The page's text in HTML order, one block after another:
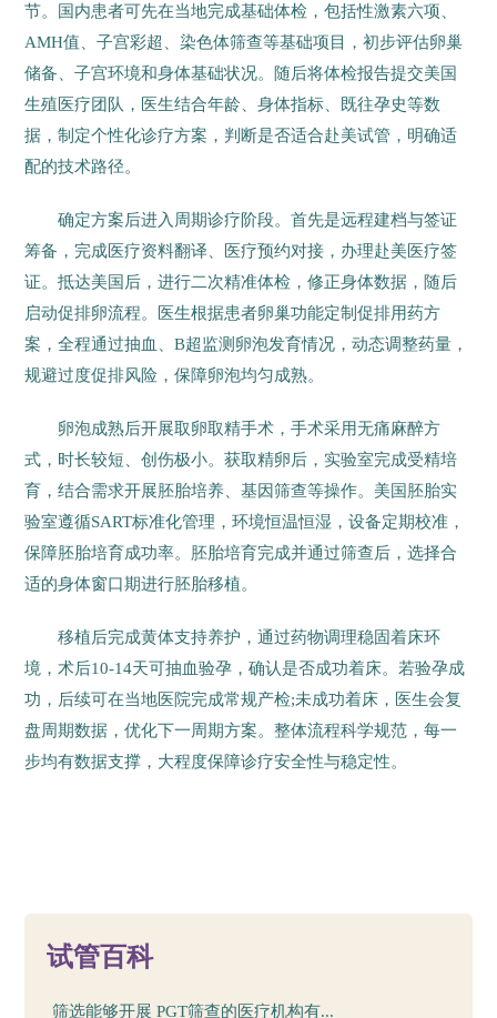
节。国内患者可先在当地完成基础体检，包括性激素六项、
AMH值、子宫彩超、染色体筛查等基础项目，初步评估卵巢
储备、子宫环境和身体基础状况。随后将体检报告提交美国
生殖医疗团队，医生结合年龄、身体指标、既往孕史等数
据，制定个性化诊疗方案，判断是否适合赴美试管，明确适
配的技术路径。
确定方案后进入周期诊疗阶段。首先是远程建档与签证
筹备，完成医疗资料翻译、医疗预约对接，办理赴美医疗签
证。抵达美国后，进行二次精准体检，修正身体数据，随后
启动促排卵流程。医生根据患者卵巢功能定制促排用药方
案，全程通过抽血、B超监测卵泡发育情况，动态调整药量，
规避过度促排风险，保障卵泡均匀成熟。
卵泡成熟后开展取卵取精手术，手术采用无痛麻醉方
式，时长较短、创伤极小。获取精卵后，实验室完成受精培
育，结合需求开展胚胎培养、基因筛查等操作。美国胚胎实
验室遵循SART标准化管理，环境恒温恒湿，设备定期校准，
保障胚胎培育成功率。胚胎培育完成并通过筛查后，选择合
适的身体窗口期进行胚胎移植。
移植后完成黄体支持养护，通过药物调理稳固着床环
境，术后10-14天可抽血验孕，确认是否成功着床。若验孕成
功，后续可在当地医院完成常规产检;未成功着床，医生会复
盘周期数据，优化下一周期方案。整体流程科学规范，每一
步均有数据支撑，大程度保障诊疗安全性与稳定性。
试管百科
筛选能够开展 PGT筛查的医疗机构有...